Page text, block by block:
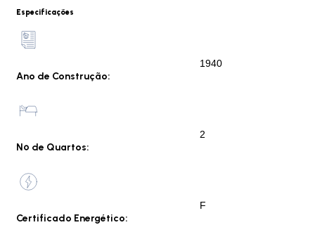
Especificações
Ano de Construção:
1940
Nº de Quartos:
2
Certificado Energético:
F